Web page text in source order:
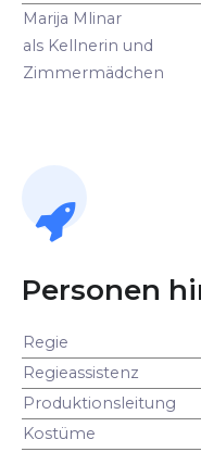
Marija Mlinar
als Kellnerin und
Zimmermädchen
Personen
Regie
Regieassistenz
Produktionsleitung
Kostüme